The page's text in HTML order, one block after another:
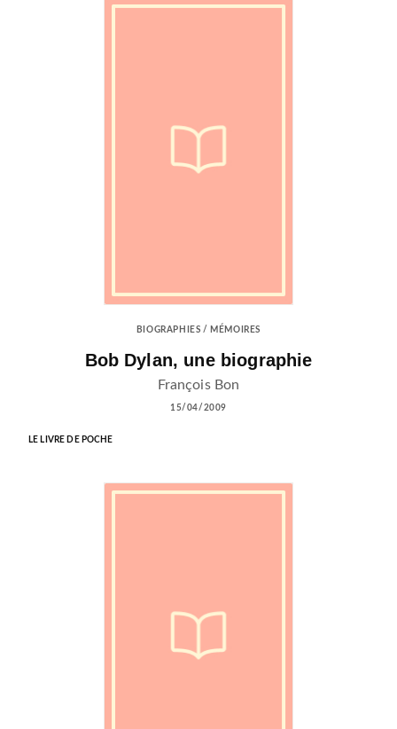
BIOGRAPHIES / MÉMOIRES
Bob Dylan, une biographie
François Bon
15/04/2009
LE LIVRE DE POCHE